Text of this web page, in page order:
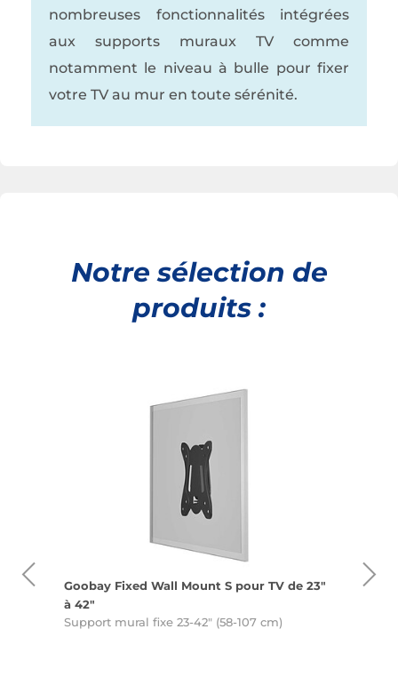
nombreuses fonctionnalités intégrées
aux supports muraux TV comme
notamment le niveau à bulle pour fixer
votre TV au mur en toute sérénité.
Notre sélection de
produits :
Goobay Fixed Wall Mount S pour TV de 23"
à 42"
Support mural fixe 23-42" (58-107 cm)